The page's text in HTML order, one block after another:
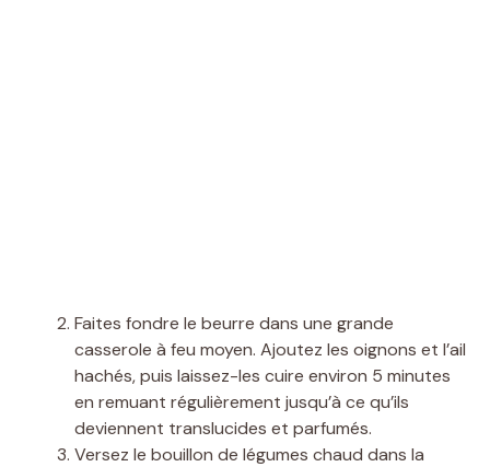
Faites fondre le beurre dans une grande
casserole à feu moyen. Ajoutez les oignons et l’ail
hachés, puis laissez-les cuire environ 5 minutes
en remuant régulièrement jusqu’à ce qu’ils
deviennent translucides et parfumés.
Versez le bouillon de légumes chaud dans la